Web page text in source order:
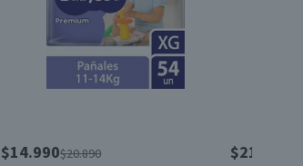
$14.990$20.890 $21.690